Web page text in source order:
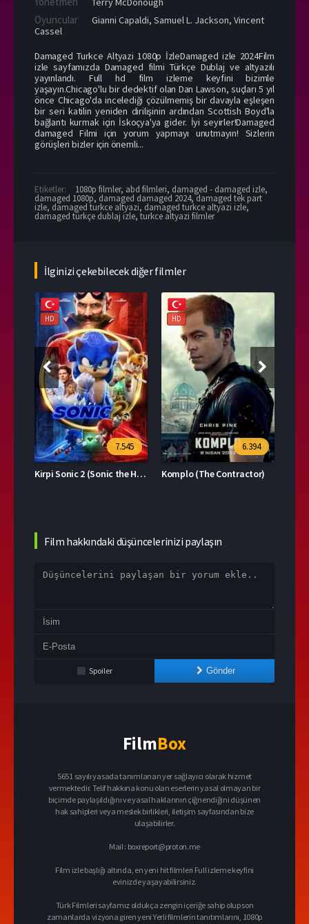
Oyuncular Gianni Capaldi, Samuel L. Jackson, Vincent
Cassel
Damaged Turkce Altyazi 1080p İzleDamaged izle 2024Film
izle sayfamızda Damaged filmi Türkçe Dublaj ve altyazılı
yayınlandı. Full hd film izleme keyfini bizimle
yaşayın.Chicago'lu bir dedektif olan Dan Lawson, suçları 5 yıl
önce Chicago'da incelediği çözülmemiş bir davayla eşleşen
bir seri katilin yeniden dirilişinin ardından Scottish Boyd'la
bağlantı kurmak için İskoçya'ya gider. İyi seyirler!Damaged
damaged Filmi için yorum yapmayı unutmayın! Sizlerin
görüşleri bizler için önemli...
Etiketler: 1080p filmler, abd filmleri, damaged - damaged izle,
damaged 1080p, damaged damaged 2024,damaged tek part
izle, damaged turkce altyazi, damaged turkce altyazi izle,
damaged türkçe dublaj izle, turkce altyazi filmler
İlginizi çekebilecek diğer filmler
HD
7.545
Kirpi Sonic 2 (Sonic the Hedgehog 2)
HD
6.394
Komplo (The Contractor)
Film hakkındaki düşüncelerinizi paylaşın
Spoiler Gönder
FilmBox
5651 sayılı yasada tanımlanan yer sağlayıcı olarak hizmet
vermektedir. Telif hakkına konu olan eserlerin yasal olmayan bir
biçimde paylaşıldığını ve yasal haklarının çiğnendiğini düşünen
hak sahipleri veya meslek birlikleri, iletişim sayfasından bize
ulaşabilirler.
Mail : boxreport@proton.me
Film izle başlığı altında, en yeni hit filmleri Full izleme keyfini
evinizde yaşayabilirsiniz.
Türk Filmleri sayfamız oldukça zengin içeriğe sahip olup son
zamanlarda vizyona giren yeni Yerli filmlerin tanıtımlarını, 1080p